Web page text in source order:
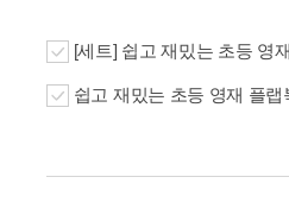
[세트] 쉽고 재밌는 초등 영
쉽고 재밌는 초등 영재 플